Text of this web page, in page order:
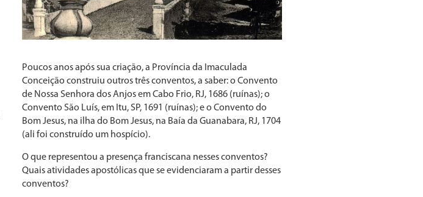
Poucos anos após sua criação, a Província da Imaculada
Conceição construiu outros três conventos, a saber: o Convento
de Nossa Senhora dos Anjos em Cabo Frio, RJ, 1686 (ruínas); o
Convento São Luís, em Itu, SP, 1691 (ruínas); e o Convento do
Bom Jesus, na ilha do Bom Jesus, na Baía da Guanabara, RJ, 1704
(ali foi construído um hospício).
O que representou a presença franciscana nesses conventos?
Quais atividades apostólicas que se evidenciaram a partir desses
conventos?